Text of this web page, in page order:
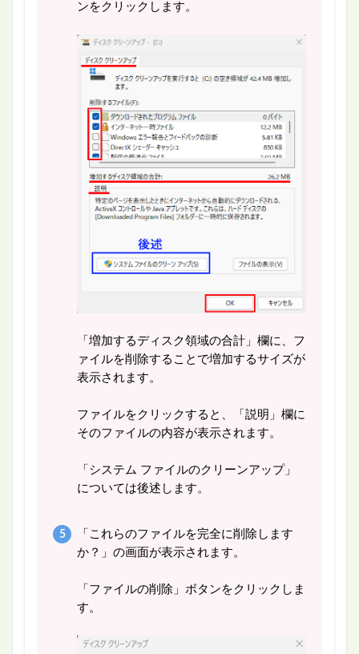
ンをクリックします。
「増加するディスク領域の合計」欄に、フ
ァイルを削除することで増加するサイズが
表示されます。
ファイルをクリックすると、「説明」欄に
そのファイルの内容が表示されます。
「システム ファイルのクリーンアップ」
については後述します。
「これらのファイルを完全に削除します
か？」の画面が表示されます。
「ファイルの削除」ボタンをクリックしま
す。